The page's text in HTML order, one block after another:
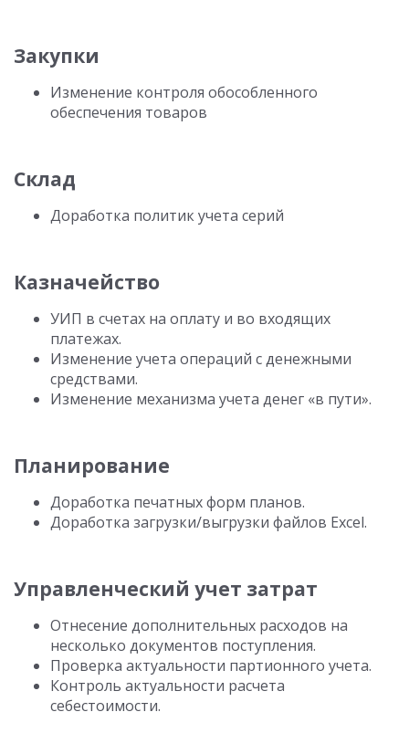
Закупки
Изменение контроля обособленного
обеспечения товаров
Склад
Доработка политик учета серий
Казначейство
УИП в счетах на оплату и во входящих
платежах.
Изменение учета операций с денежными
средствами.
Изменение механизма учета денег «в пути».
Планирование
Доработка печатных форм планов.
Доработка загрузки/выгрузки файлов Excel.
Управленческий учет затрат
Отнесение дополнительных расходов на
несколько документов поступления.
Проверка актуальности партионного учета.
Контроль актуальности расчета
себестоимости.